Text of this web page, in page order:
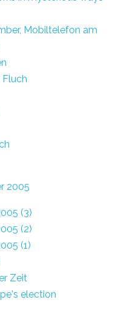
Mobiltelefon am
Fluch
2005
(3)
(2)
(1)
Zeit
election